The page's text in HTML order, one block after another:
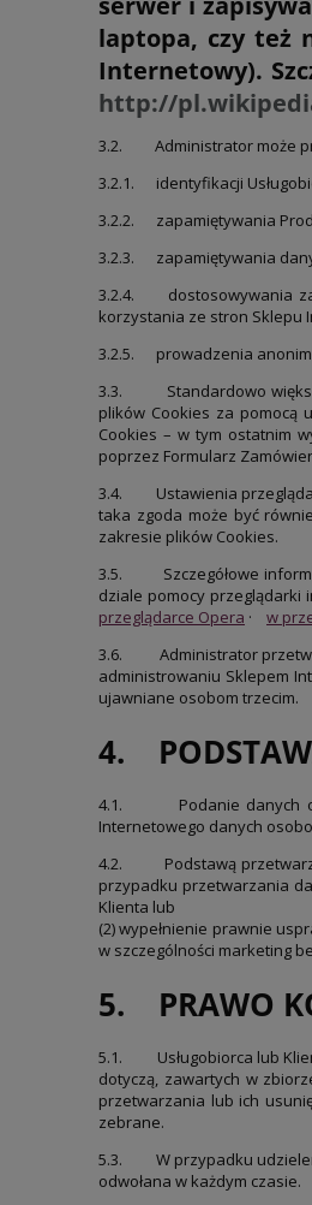
laptopa, czy też
Internetowy).
http://
3.2.
Administrator może
3.2.1. identyfikacji
3.2.2. zapamiętywania
3.2.3. zapamiętywania
3.2.4. dostosowywania
korzystania ze stron Sklepu
3.2.5. prowadzenia
3.3.
Standardowo
plików Cookies za pomocą
Cookies – w tym ostatnim
poprzez Formularz
3.4.
Ustawienia
taka zgoda może być
zakresie plików Cookies.
3.5.
Szczegółowe
dziale pomocy przeglądarki
przeglądarce Opera · w
3.6.
Administrator
administrowaniu Sklepem
ujawniane osobom trzecim.
4.
4.1.
Podanie danych
Internetowego danych
4.2.
Podstawą
przypadku przetwarzania
Klienta lub
(2) wypełnienie prawnie
w szczególności marketing
5. PRAWO
5.1. Usługobiorca lub
dotyczą, zawartych w
przetwarzania lub ich
zebrane.
5.3.
W przypadku
odwołana w każdym czasie.